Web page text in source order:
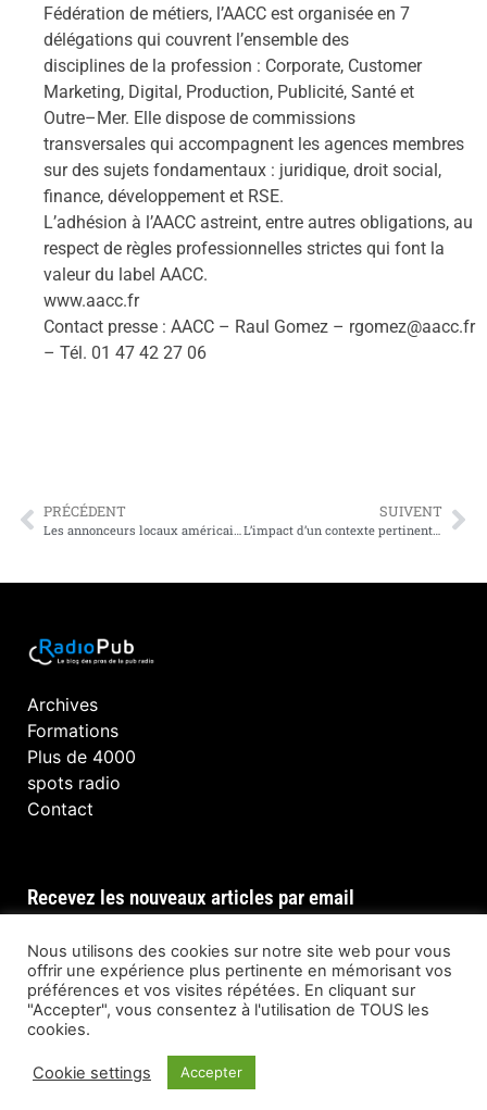
Fédération de métiers, l’AACC est organisée en 7
délégations qui couvrent l’ensemble des
disciplines de la profession : Corporate, Customer
Marketing, Digital, Production, Publicité, Santé et
Outre– Mer. Elle dispose de commissions
transversales qui accompagnent les agences membres
sur des sujets fondamentaux : juridique, droit social,
finance, développement et RSE.
L’adhésion à l’AACC astreint, entre autres obligations, au
respect de règles professionnelles strictes qui font la
valeur du label AACC.
www.aacc.fr
Contact presse : AACC – Raul Gomez – rgomez@aacc.fr
– Tél. 01 47 42 27 06
PRÉCÉDENT SUIVENT
L’impact d’un contexte pertinent sur l’attention et l’efficacité publicitaire
Archives
Formations
Plus de 4000
spots radio
Contact
Recevez les nouveaux articles par email
INSCRIPTION
© Tous droits réservés @ RadioPub 2023 —
Nous utilisons des cookies sur notre site web pour vous
offrir une expérience plus pertinente en mémorisant vos
préférences et vos visites répétées. En cliquant sur
"Accepter", vous consentez à l'utilisation de TOUS les
cookies.
Cookie settings Accepter